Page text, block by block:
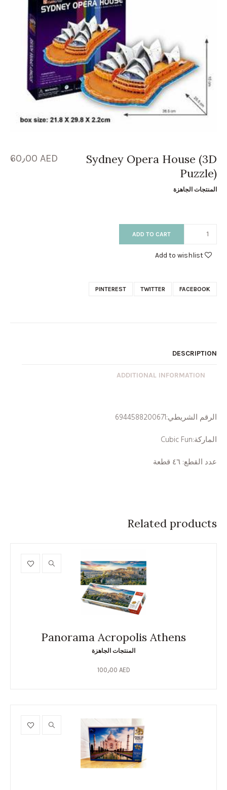
60٫00 AED
Sydney Opera House (3D
Puzzle)
المنتجات الجاهزة
ADD TO CART
Add to wishlist
FACEBOOK
TWITTER
PINTEREST
DESCRIPTION
ADDITIONAL INFORMATION
الرقم الشريطي:6944588200671
الماركة:Cubic Fun
عدد القطع: ٤٦ قطعة
Related products
Panorama Acropolis Athens
المنتجات الجاهزة
100٫00 AED